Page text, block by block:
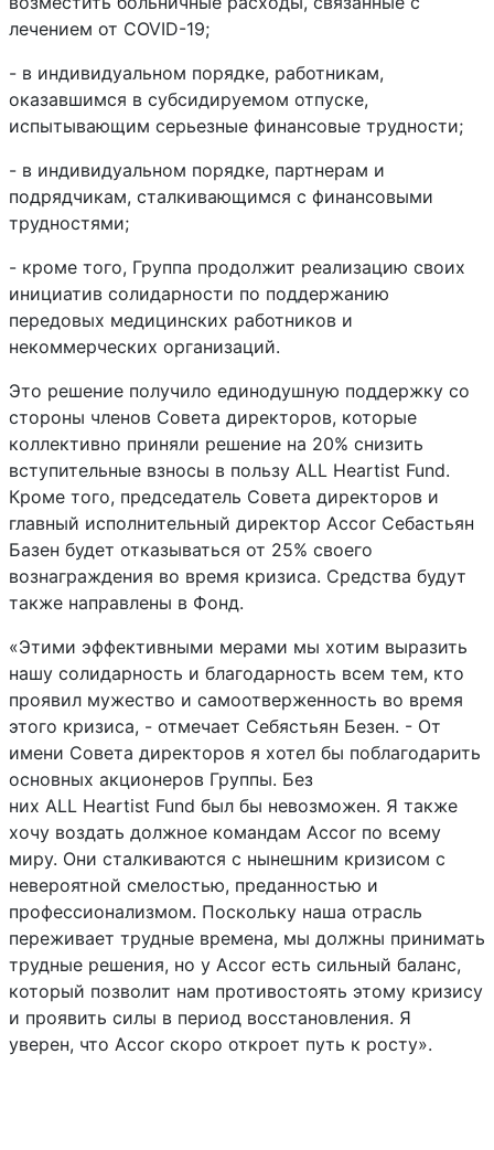
лечением от COVID-19;
- в индивидуальном порядке, работникам,
оказавшимся в субсидируемом отпуске,
испытывающим серьезные финансовые трудности;
- в индивидуальном порядке, партнерам и
подрядчикам, сталкивающимся с финансовыми
трудностями;
- кроме того, Группа продолжит реализацию своих
инициатив солидарности по поддержанию
передовых медицинских работников и
некоммерческих организаций.
Это решение получило единодушную поддержку со
стороны членов Совета директоров, которые
коллективно приняли решение на 20% снизить
вступительные взносы в пользу ALL Heartist Fund.
Кроме того, председатель Совета директоров и
главный исполнительный директор Accor Себастьян
Базен будет отказываться от 25% своего
вознаграждения во время кризиса. Средства будут
также направлены в Фонд.
«Этими эффективными мерами мы хотим выразить
нашу солидарность и благодарность всем тем, кто
проявил мужество и самоотверженность во время
этого кризиса, - отмечает Себястьян Безен. - От
имени Совета директоров я хотел бы поблагодарить
основных акционеров Группы. Без
них ALL Heartist Fund был бы невозможен. Я также
хочу воздать должное командам Accor по всему
миру. Они сталкиваются с нынешним кризисом с
невероятной смелостью, преданностью и
профессионализмом. Поскольку наша отрасль
переживает трудные времена, мы должны принимать
трудные решения, но у Accor есть сильный баланс,
который позволит нам противостоять этому кризису
и проявить силы в период восстановления. Я
уверен, что Accor скоро откроет путь к росту».